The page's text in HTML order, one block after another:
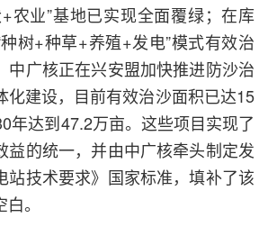
农业”基地已实现全面覆绿；在库
树+种草+养殖+发电”模式有效治
中广核正在兴安盟加快推进防沙治
化建设，目前有效治沙面积已达15
年达到47.2万亩。这些项目实现了
益的统一，并由中广核牵头制定发
站技术要求》国家标准，填补了该
。